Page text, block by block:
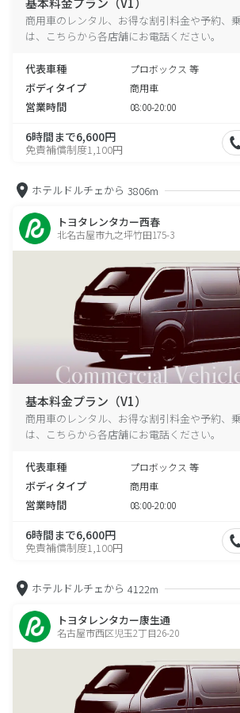
商用車のレンタル、お得な割引料金や予約、
は、こちらから各店舗にお電話ください。
代表車種 プロボックス 等
ボディタイプ 商用車
営業時間 08:00-20:00
6時間まで6,600円
免責補償制度1,100円
ホテルドルチェから 3806m
トヨタレンタカー西春
北名古屋市九之坪竹田175-3
基本料金プラン（V1）
商用車のレンタル、お得な割引料金や予約、
は、こちらから各店舗にお電話ください。
代表車種 プロボックス 等
ボディタイプ 商用車
営業時間 08:00-20:00
6時間まで6,600円
免責補償制度1,100円
ホテルドルチェから 4122m
トヨタレンタカー康生通
名古屋市西区児玉2丁目26-20